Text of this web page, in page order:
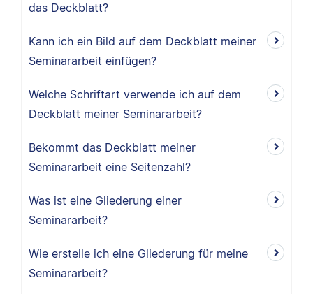
das Deckblatt?
Kann ich ein Bild auf dem Deckblatt meiner
Seminararbeit einfügen?
Welche Schriftart verwende ich auf dem
Deckblatt meiner Seminararbeit?
Bekommt das Deckblatt meiner
Seminararbeit eine Seitenzahl?
Was ist eine Gliederung einer
Seminararbeit?
Wie erstelle ich eine Gliederung für meine
Seminararbeit?